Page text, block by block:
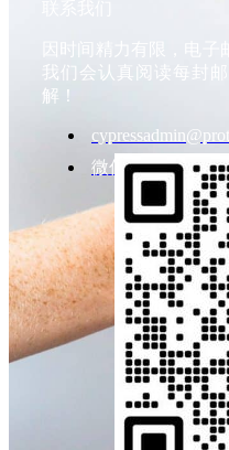
因时间精力有限，电子
我们会认真阅读每封
解！
微信